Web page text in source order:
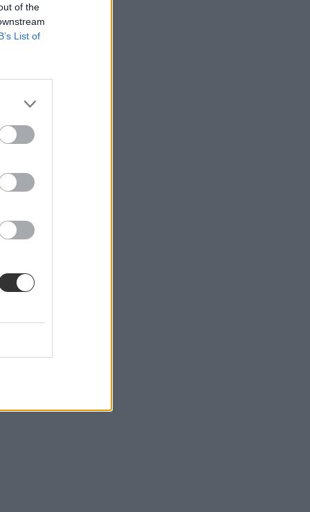
of the
List of